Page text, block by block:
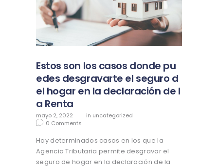
Estos son los casos donde pu
edes desgravarte el seguro d
el hogar en la declaración de l
a Renta
mayo 2, 2022 in uncategorized
0 Comments
Hay determinados casos en los que la
Agencia Tributaria permite desgravar el
seguro de hogar en la declaración de la